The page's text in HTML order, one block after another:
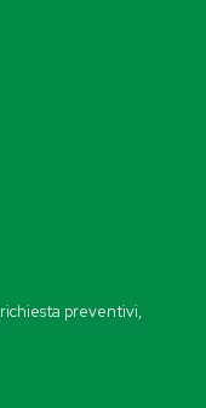
preventivi,